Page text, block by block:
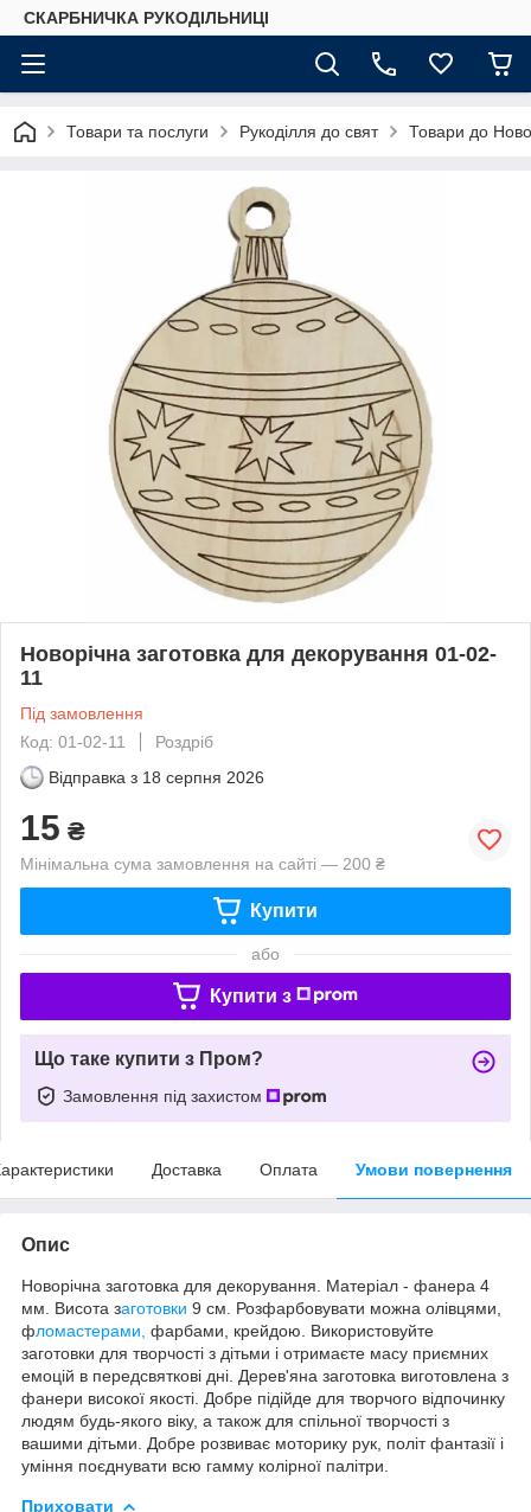
СКАРБНИЧКА РУКОДІЛЬНИЦІ
Товари та послуги Рукоділля до свят Товари до
Новорічна заготовка для декорування 01-02-
11
Під замовлення
Код: 01-02-11
Роздріб
Відправка з 18 серпня 2026
15 ₴
Мінімальна сума замовлення на сайті — 200 ₴
Купити
або
Купити з
Що таке купити з Пром?
Замовлення під захистом
Доставка Оплата Умови повернення
Опис
Новорічна заготовка для декорування. Матеріал - фанера 4
мм. Висота заготовки 9 см. Розфарбовувати можна олівцями,
фломастерами, фарбами, крейдою. Використовуйте
заготовки для творчості з дітьми і отримаєте масу приємних
емоцій в передсвяткові дні. Дерев'яна заготовка виготовлена з
фанери високої якості. Добре підійде для творчого відпочинку
людям будь-якого віку, а також для спільної творчості з
вaшими дітьми. Добре розвиває моторику рук, політ фантазії і
уміння поєднувати всю гамму колірної палітри.
Приховати